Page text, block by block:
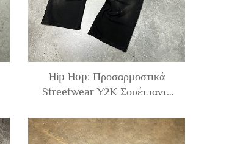
Hip Hop: Προσαρμοστικά
Streetwear Y2K Σουέτπαντς
Βαμβάκι, Εκτυπωμένα,
Αποχρωματισμό Οξέος και